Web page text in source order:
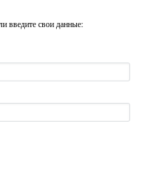
введите свои данные: